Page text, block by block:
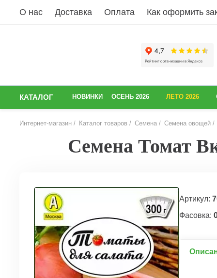
О нас Доставка Оплата Как оформить
КАТАЛОГ НОВИНКИ ОСЕНЬ 2026 ЛЕТО 2026
Интернет-магазин Каталог товаров Семена Семена овощей
Семена Томат
Артикул:
Фасовка: